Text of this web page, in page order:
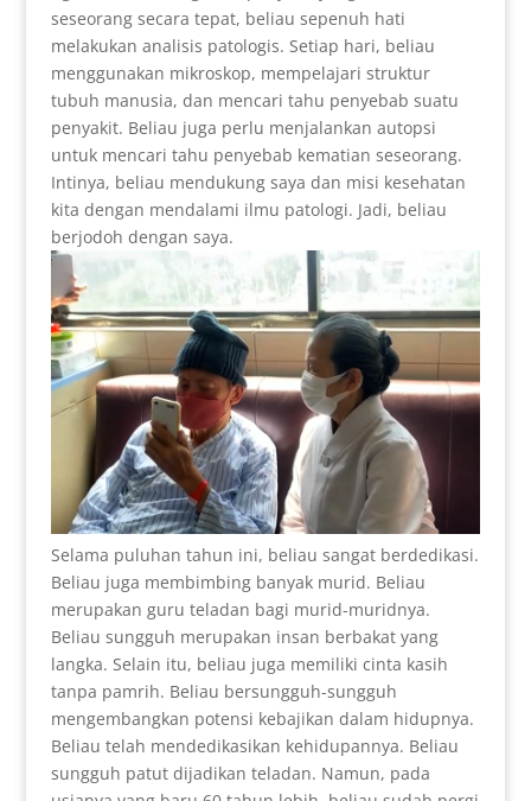
seseorang secara tepat, beliau sepenuh hati
melakukan analisis patologis. Setiap hari, beliau
menggunakan mikroskop, mempelajari struktur
tubuh manusia, dan mencari tahu penyebab suatu
penyakit. Beliau juga perlu menjalankan autopsi
untuk mencari tahu penyebab kematian seseorang.
Intinya, beliau mendukung saya dan misi kesehatan
kita dengan mendalami ilmu patologi. Jadi, beliau
berjodoh dengan saya.
Selama puluhan tahun ini, beliau sangat berdedikasi.
Beliau juga membimbing banyak murid. Beliau
merupakan guru teladan bagi murid-muridnya.
Beliau sungguh merupakan insan berbakat yang
langka. Selain itu, beliau juga memiliki cinta kasih
tanpa pamrih. Beliau bersungguh-sungguh
mengembangkan potensi kebajikan dalam hidupnya.
Beliau telah mendedikasikan kehidupannya. Beliau
sungguh patut dijadikan teladan. Namun, pada